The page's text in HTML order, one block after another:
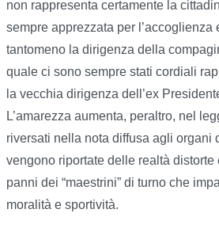
non rappresenta certamente la
sempre apprezzata per l’accoglienza
tantomeno la dirigenza della
quale ci sono sempre stati cordiali
la vecchia dirigenza dell’ex
L’amarezza aumenta, peraltro, nel
riversati nella nota diffusa agli organi
vengono riportate delle realtà distorte
panni dei “maestrini” di turno che
moralità e sportività.